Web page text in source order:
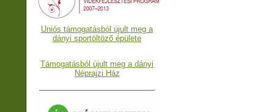
Uniós támogatásból újult meg a
dányi sportöltöző épülete
Támogatásból újult meg a dányi
Néprajzi Ház